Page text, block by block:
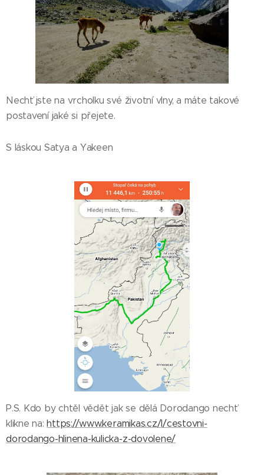
Nechť jste na vrcholku své životní vlny, a máte takové
postavení jaké si přejete.
S láskou Satya a Yakeen
P.S. Kdo by chtěl vědět jak se dělá Dorodango nechť
klikne na: https://www.keramikas.cz/l/cestovni-
dorodango-hlinena-kulicka-z-dovolene/